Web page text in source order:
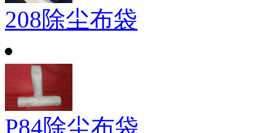
208除尘布袋
P84除尘布袋